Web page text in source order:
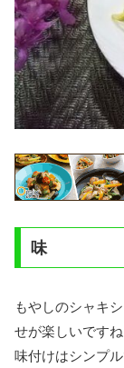
味
もやしのシャキ
せが楽しいですね
味付けはシンプ